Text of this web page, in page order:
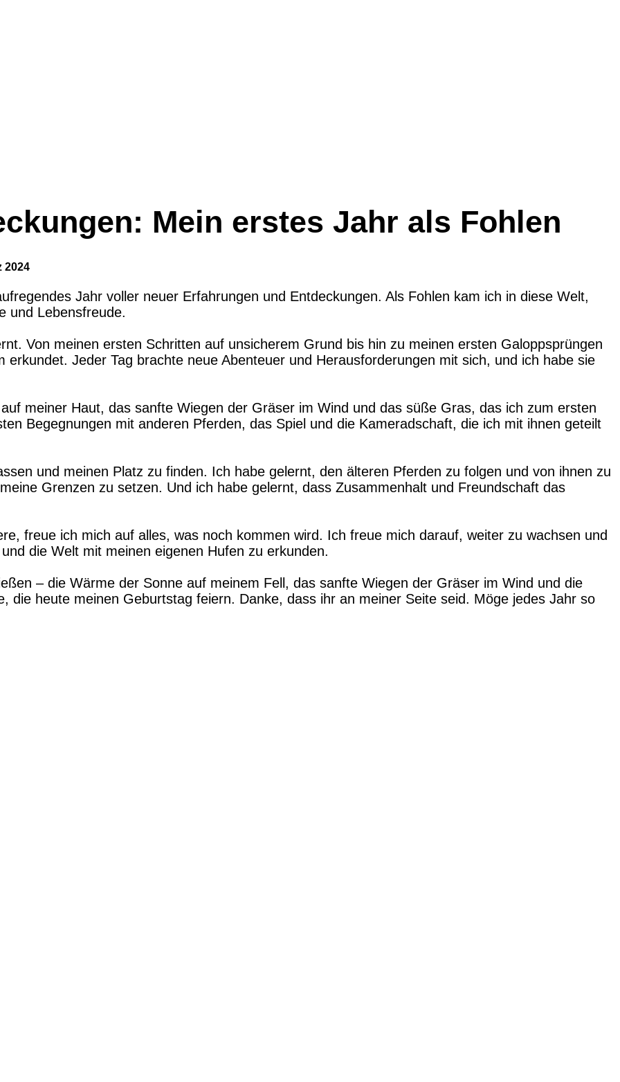
Mein erstes Jahr als Fohlen
2024
Jahr voller neuer Erfahrungen und Entdeckungen. Als Fohlen kam ich in diese Welt,
und Lebensfreude.
Von meinen ersten Schritten auf unsicherem Grund bis hin zu meinen ersten Galoppsprüngen
Jeder Tag brachte neue Abenteuer und Herausforderungen mit sich, und ich habe sie
meiner Haut, das sanfte Wiegen der Gräser im Wind und das süße Gras, das ich zum ersten
Begegnungen mit anderen Pferden, das Spiel und die Kameradschaft, die ich mit ihnen geteilt
und meinen Platz zu finden. Ich habe gelernt, den älteren Pferden zu folgen und von ihnen zu
Grenzen zu setzen. Und ich habe gelernt, dass Zusammenhalt und Freundschaft das
freue ich mich auf alles, was noch kommen wird. Ich freue mich darauf, weiter zu wachsen und
die Welt mit meinen eigenen Hufen zu erkunden.
– die Wärme der Sonne auf meinem Fell, das sanfte Wiegen der Gräser im Wind und die
die heute meinen Geburtstag feiern. Danke, dass ihr an meiner Seite seid. Möge jedes Jahr so